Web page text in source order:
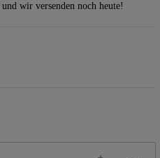
und wir versenden noch heute!